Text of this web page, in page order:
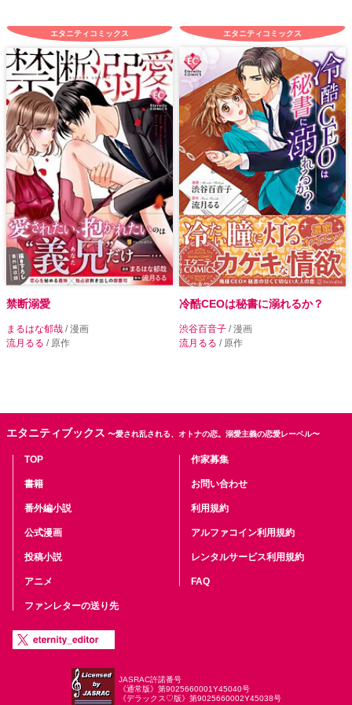
エタニティコミックス
禁断溺愛
まるはな郁哉 / 漫画
流月るる / 原作
エタニティコミックス
冷酷CEOは秘書に溺れるか？
渋谷百音子 / 漫画
流月るる / 原作
エタニティブックス 〜愛され乱される、オトナの恋。溺愛主義の恋愛レーベル〜
TOP
書籍
番外編小説
公式漫画
投稿小説
アニメ
ファンレターの送り先
作家募集
お問い合わせ
利用規約
アルファコイン利用規約
レンタルサービス利用規約
FAQ
JASRAC許諾番号
《通常版》第9025660001Y45040号
《デラックス♡版》第9025660002Y45038号